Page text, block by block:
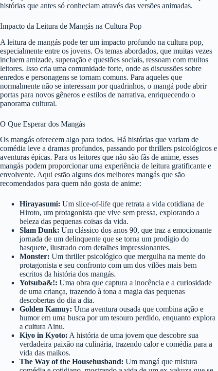
histórias que antes só conheciam através das versões animadas.
Impacto da Leitura de Mangás na Cultura Pop
A leitura de mangás pode ter um impacto profundo na cultura pop,
especialmente entre os jovens. Os temas abordados, que muitas vezes
incluem amizade, superação e questões sociais, ressoam com muitos
leitores. Isso cria uma comunidade forte, onde as discussões sobre
enredos e personagens se tornam comuns. Para aqueles que
normalmente não se interessam por quadrinhos, o mangá pode abrir
portas para novos gêneros e estilos de narrativa, enriquecendo o
panorama cultural.
O Que Esperar dos Mangás
Os mangás oferecem algo para todos. Há histórias que variam de
comédia leve a dramas profundos, passando por thrillers psicológicos e
aventuras épicas. Para os leitores que não são fãs de anime, esses
mangás podem proporcionar uma experiência de leitura gratificante e
envolvente. Aqui estão alguns dos melhores mangás que são
recomendados para quem não gosta de anime:
Hirayasumi: Um slice-of-life que retrata a vida cotidiana de
Hiroto, um protagonista que vive sem pressa, explorando a
beleza das pequenas coisas da vida.
Slam Dunk: Um clássico dos anos 90, que traz a emocionante
jornada de um delinquente que se torna um prodígio do
basquete, ilustrado com detalhes impressionantes.
Monster: Um thriller psicológico que mergulha na mente do
protagonista e seu confronto com um dos vilões mais bem
escritos da história dos mangás.
Yotsuba&!: Uma obra que captura a inocência e a curiosidade
de uma criança, trazendo à tona a magia das pequenas
descobertas do dia a dia.
Golden Kamuy: Uma aventura ousada que combina ação e
humor em uma busca por um tesouro perdido, enquanto explora
a cultura Ainu.
Kiyo in Kyoto: A história de uma jovem que descobre sua
verdadeira paixão na culinária, trazendo calor e comédia para a
vida das maikos.
The Way of the Househusband: Um mangá que mistura